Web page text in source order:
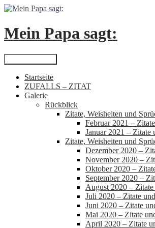
Zum
springen
Mein Papa sagt:
Suchen
Startseite
ZUFALLS – ZITAT
Galerie
Rückblick
Zitate, Weisheiten und
Februar 2021 –
Januar 2021 – Zitate
Zitate, Weisheiten und
Dezember 2020 –
November 2020 –
Oktober 2020 –
September 2020 –
August 2020 –
Juli 2020 – Zitate
Juni 2020 – Zitate
Mai 2020 – Zitate
April 2020 – Zitate